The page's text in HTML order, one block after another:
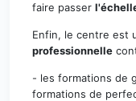
faire passer
Enfin, le centre est
professionnelle
- les formations de
formations de